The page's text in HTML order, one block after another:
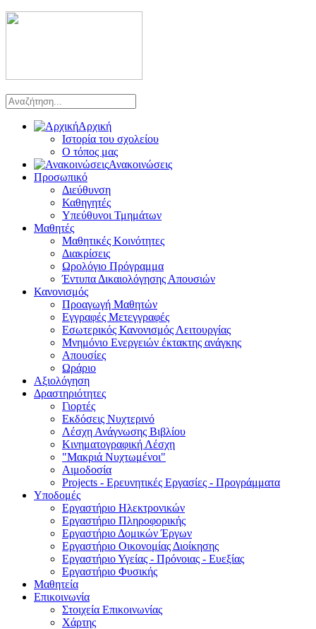
Αρχική
Ιστορία του σχολείου
Ο τόπος μας
Ανακοινώσεις
Προσωπικό
Διεύθυνση
Καθηγητές
Υπεύθυνοι Τμημάτων
Μαθητές
Μαθητικές Κοινότητες
Διακρίσεις
Ωρολόγιο Πρόγραμμα
Έντυπα Δικαιολόγησης Απουσιών
Κανονισμός
Προαγωγή Μαθητών
Εγγραφές Μετεγγραφές
Εσωτερικός Κανονισμός Λειτουργίας
Μνημόνιο Ενεργειών έκτακτης ανάγκης
Απουσίες
Ωράριο
Αξιολόγηση
Δραστηριότητες
Γιορτές
Εκδόσεις Νυχτερινό
Λέσχη Ανάγνωσης Βιβλίου
Κινηματογραφική Λέσχη
"Μακριά Νυχτωμένοι"
Αιμοδοσία
Projects - Eρευνητικές Eργασίες - Προγράμματα
Υποδομές
Εργαστήριο Ηλεκτρονικών
Εργαστήριο Πληροφορικής
Εργαστήριο Δομικών Έργων
Εργαστήριο Οικονομίας Διοίκησης
Εργαστήριο Υγείας - Πρόνοιας - Ευεξίας
Εργαστήριο Φυσικής
Μαθητεία
Επικοινωνία
Στοιχεία Επικοινωνίας
Χάρτης